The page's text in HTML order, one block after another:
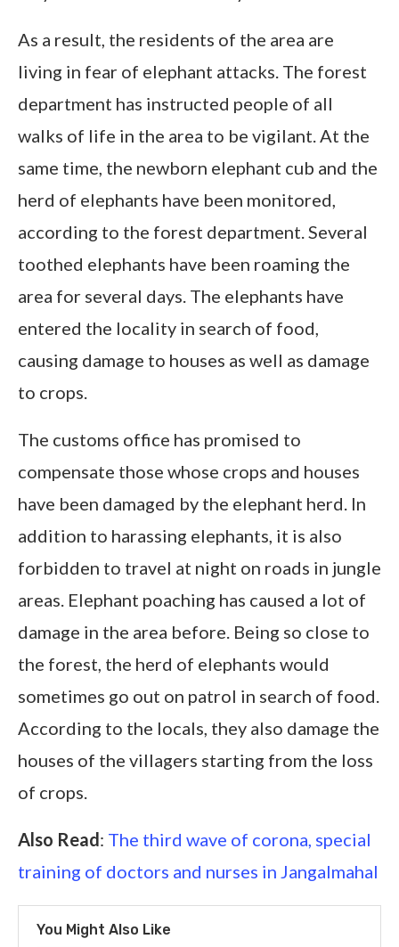
As a result, the residents of the area are
living in fear of elephant attacks. The forest
department has instructed people of all
walks of life in the area to be vigilant. At the
same time, the newborn elephant cub and the
herd of elephants have been monitored,
according to the forest department. Several
toothed elephants have been roaming the
area for several days. The elephants have
entered the locality in search of food,
causing damage to houses as well as damage
to crops.
The customs office has promised to
compensate those whose crops and houses
have been damaged by the elephant herd. In
addition to harassing elephants, it is also
forbidden to travel at night on roads in jungle
areas. Elephant poaching has caused a lot of
damage in the area before. Being so close to
the forest, the herd of elephants would
sometimes go out on patrol in search of food.
According to the locals, they also damage the
houses of the villagers starting from the loss
of crops.
Also Read: The third wave of corona, special
training of doctors and nurses in Jangalmahal
You Might Also Like